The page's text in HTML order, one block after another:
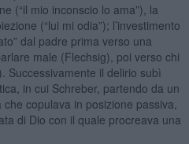
(“il mio inconscio lo ama”), la
(“lui mi odia”); l’investimento
dal padre prima verso una
male (Flechsig), poi verso chi
Successivamente il delirio subì
in cui Schreber, partendo da un
copulava in posizione passiva,
di Dio con il quale procreava una